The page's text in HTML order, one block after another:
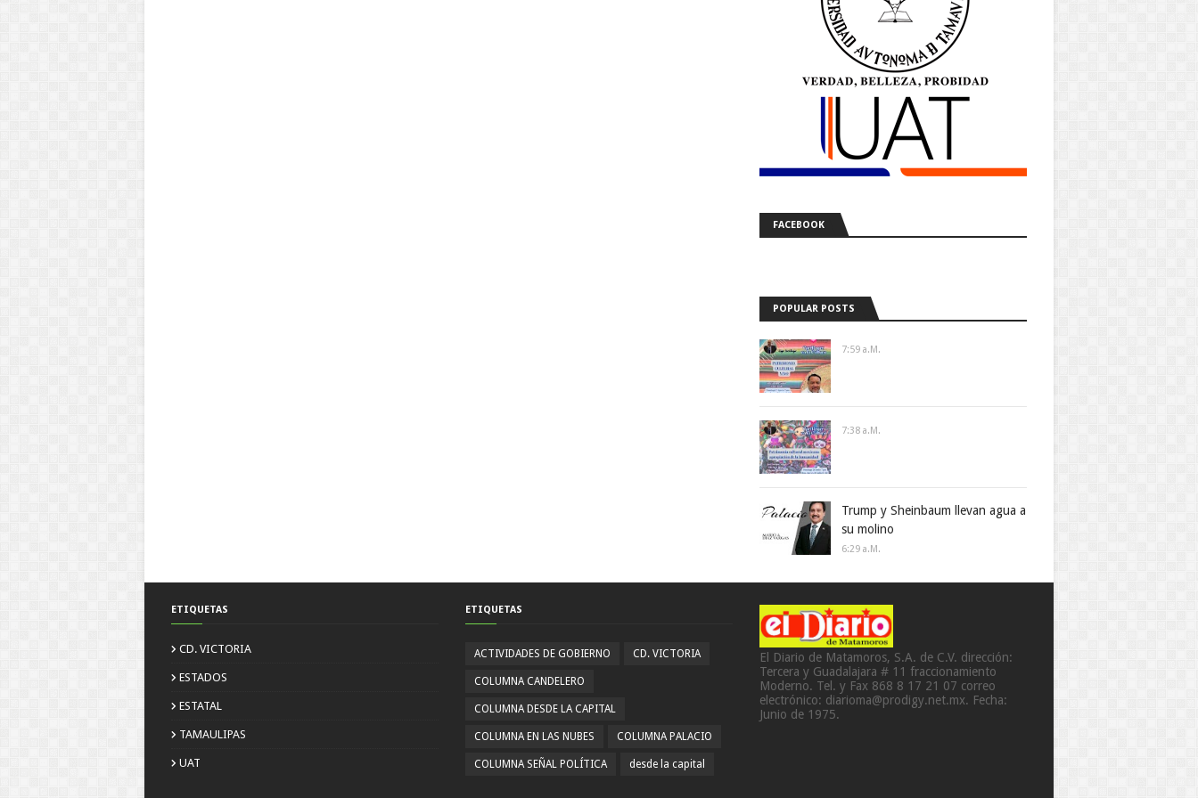
FACEBOOK
POPULAR POSTS
7:59 A.m.
7:38 A.m.
Trump y Sheinbaum llevan agua a
su molino
6:29 A.m.
ETIQUETAS
CD. VICTORIA
ESTADOS
ESTATAL
TAMAULIPAS
UAT
ETIQUETAS
ACTIVIDADES DE GOBIERNO CD. VICTORIA
COLUMNA CANDELERO
COLUMNA DESDE LA CAPITAL
COLUMNA EN LAS NUBES COLUMNA PALACIO
COLUMNA SEÑAL POLÍTICA desde la capital
El Diario de Matamoros, S.A. de C.V. dirección:
Tercera y Guadalajara # 11 fraccionamiento
Moderno. Tel. y Fax 868 8 17 21 07 correo
electrónico: diarioma@prodigy.net.mx. Fecha:
Junio de 1975.